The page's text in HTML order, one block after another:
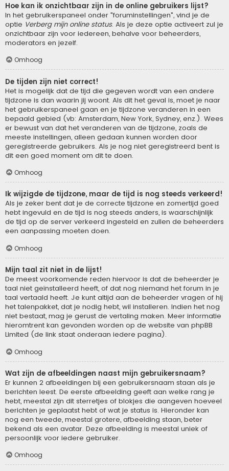
Hoe kan ik onzichtbaar zijn in de online gebruikers lijst?
In het gebruikerspaneel onder "foruminstellingen", vind je de
optie Verberg mijn online status. Als je deze optie activeert zul je
onzichtbaar zijn voor iedereen, behalve voor beheerders,
moderators en jezelf.
Omhoog
De tijden zijn niet correct!
Het is mogelijk dat de tijd die gegeven wordt van een andere
tijdzone is dan waarin jij woont. Als dit het geval is, moet je naar
het gebruikerspaneel gaan en je tijdzone veranderen in een
bepaald gebied (vb: Amsterdam, New York, Sydney, enz.). Wees
er bewust van dat het veranderen van de tijdzone, zoals de
meeste instellingen, alleen gedaan kunnen worden door
geregistreerde gebruikers. Als je nog niet geregistreerd bent is
dit een goed moment om dit te doen.
Omhoog
Ik wijzigde de tijdzone, maar de tijd is nog steeds verkeerd!
Als je zeker bent dat je de correcte tijdzone en zomertijd goed
hebt ingevuld en de tijd is nog steeds anders, is waarschijnlijk
de tijd op de server verkeerd ingesteld en zullen de beheerders
een aanpassing moeten doen.
Omhoog
Mijn taal zit niet in de lijst!
De meest voorkomende reden hiervoor is dat de beheerder je
taal niet geïnstalleerd heeft, of dat nog niemand het forum in je
taal vertaald heeft. Je kunt altijd aan de beheerder vragen of hij
het talenpakket, dat je nodig hebt, wil installeren. Indien het nog
niet bestaat, mag je gerust de vertaling maken. Meer informatie
hieromtrent kan gevonden worden op de website van phpBB
Limited (de link staat onderaan iedere pagina).
Omhoog
Wat zijn de afbeeldingen naast mijn gebruikersnaam?
Er kunnen 2 afbeeldingen bij een gebruikersnaam staan als je
berichten leest. De eerste afbeelding geeft aan welke rang je
hebt, meestal zijn dit sterretjes of blokjes die aangeven hoeveel
berichten je geplaatst hebt of wat je status is. Hieronder kan
nog een tweede, meestal grotere, afbeelding staan, beter
bekend als een avatar. Deze afbeelding is meestal uniek of
persoonlijk voor iedere gebruiker.
Omhoog